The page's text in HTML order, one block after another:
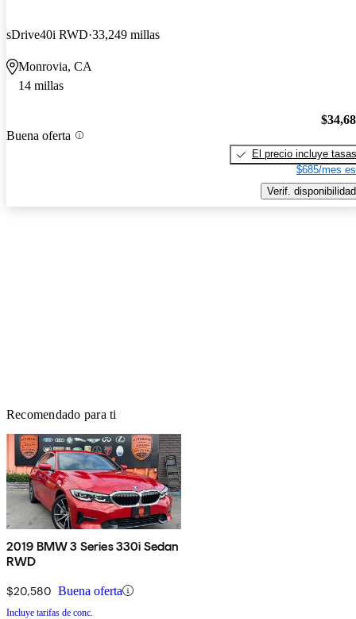
sDrive40i RWD 33,249 millas
Monrovia, CA
14 millas
Buena oferta
El precio incluye tasas
$685/mes
Verif. disponibilidad
Recomendado para ti
2019 BMW 3 Series 330i Sedan
RWD
$20,580 Buena oferta
Incluye tarifas de conc.